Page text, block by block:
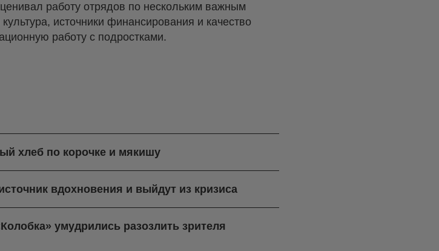
работу отрядов по нескольким важным
источники финансирования и качество
работу с подростками.
хлеб по корочке и мякишу
вдохновения и выйдут из кризиса
умудрились разозлить зрителя